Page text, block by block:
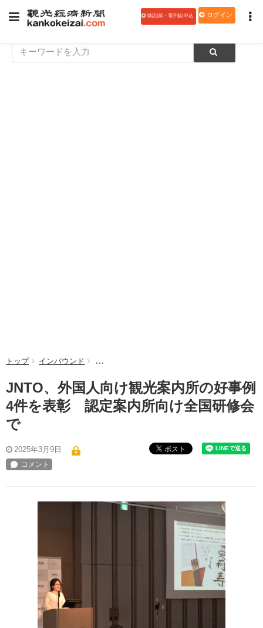
購読(紙・電子版)申込 ログイン
トップ インバウンド JNTO、外国人向け観光案内所の好事例4件を
JNTO、外国人向け観光案内所の好事例
4件を表彰 認定案内所向け全国研修会
で
2025年3月9日 ポスト